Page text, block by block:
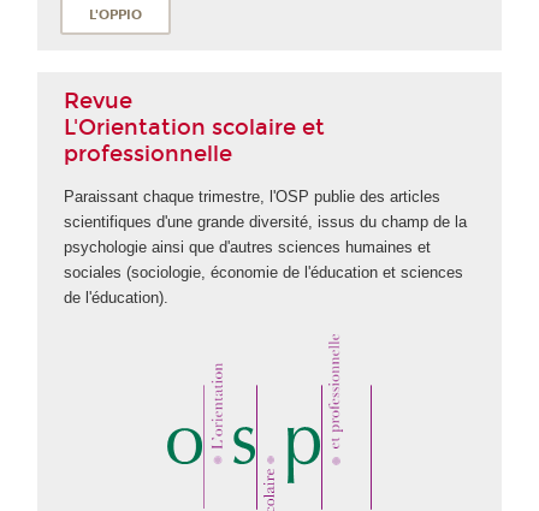
L'OPPIO
Revue
L'Orientation scolaire et
professionnelle
Paraissant chaque trimestre, l'OSP publie des articles
scientifiques d'une grande diversité, issus du champ de la
psychologie ainsi que d'autres sciences humaines et
sociales (sociologie, économie de l'éducation et sciences
de l'éducation).